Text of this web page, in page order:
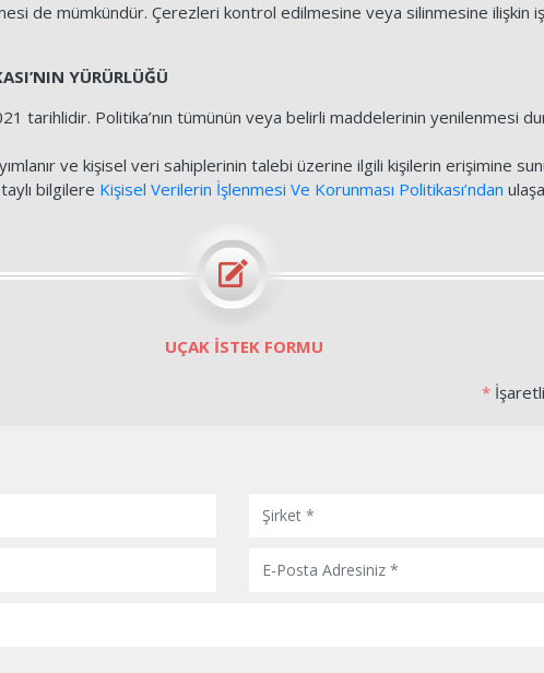
de mümkündür. Çerezleri kontrol edilmesine veya silinmesine ilişkin
YÜRÜRLÜĞÜ
tarihlidir. Politika’nın tümünün veya belirli maddelerinin yenilenmesi
ve kişisel veri sahiplerinin talebi üzerine ilgili kişilerin erişimine
bilgilere Kişisel Verilerin İşlenmesi Ve Korunması Politikası’ndan
UÇAK İSTEK FORMU
*